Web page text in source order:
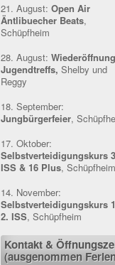
21. August: Open Air
Äntlibuecher Beats,
Schüpfheim
28. August: Wiederöffnung
Jugendtreffs, Shelby und
Reggy
18. September:
Jungbürgerfeier,
17. Oktober:
Selbstverteidigungskurs
ISS & 16 Plus, Schüpfheim
14. November:
Selbstverteidigungskurs
2. ISS, Schüpfheim
Kontakt &
(ausgenommen